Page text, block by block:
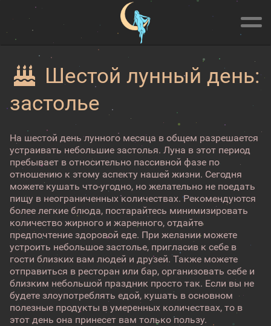
Шестой лунный день:
застолье
На шестой день лунного месяца в общем разрешается
устраивать небольшие застолья. Луна в этот период
пребывает в относительно пассивной фазе по
отношению к этому аспекту нашей жизни. Сегодня
можете кушать что-угодно, но желательно не поедать
пищу в неограниченных количествах. Рекомендуются
более легкие блюда, постарайтесь минимизировать
количество жирного и жаренного, отдайте
предпочтение здоровой еде. При желании можете
устроить небольшое застолье, пригласив к себе в
гости близких вам людей и друзей. Также можете
отправиться в ресторан или бар, организовать себе и
близким небольшой праздник просто так. Если вы не
будете злоупотреблять едой, кушать в основном
полезные продукты в умеренных количествах, то в
этот день она принесет вам только пользу.